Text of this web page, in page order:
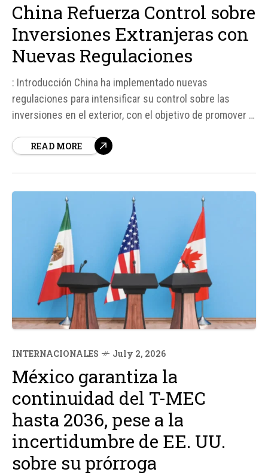
China Refuerza Control sobre
Inversiones Extranjeras con
Nuevas Regulaciones
: Introducción China ha implementado nuevas
regulaciones para intensificar su control sobre las
inversiones en el exterior, con el objetivo de promover la
estratégicos como la inteligencia artificial, los chips
READ MORE
INTERNACIONALES July 2, 2026
México garantiza la
continuidad del T-MEC
hasta 2036, pese a la
incertidumbre de EE. UU.
sobre su prórroga